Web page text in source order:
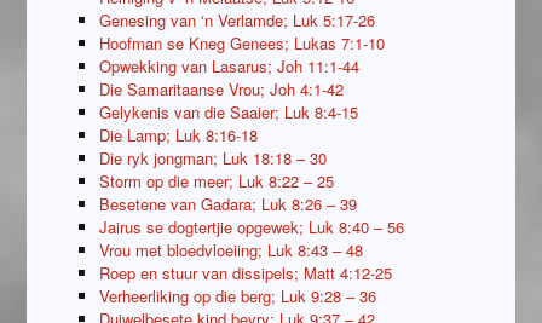
Genesing van ‘n Verlamde; Luk 5:17-26
Hoofman se Kneg Genees; Lukas 7:1-10
Opwekking van Lasarus; Joh 11:1-44
Die Samaritaanse Vrou; Joh 4:1-42
Gelykenis van die Saaier; Luk 8:4-15
Die Lamp; Luk 8:16-18
Die ryk jongman; Luk 18:18 – 30
Storm op die meer; Luk 8:22 – 25
Besetene van Gadara; Luk 8:26 – 39
Jairus se dogtertjie opgewek; Luk 8:40 – 56
Vrou met bloedvloeiing; Luk 8:43 – 48
Roep en stuur van dissipels; Matt 4:12-25
Verheerliking op die berg; Luk 9:28 – 36